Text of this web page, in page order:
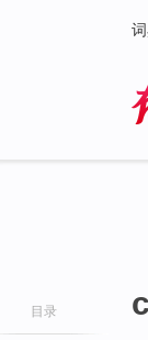
目录